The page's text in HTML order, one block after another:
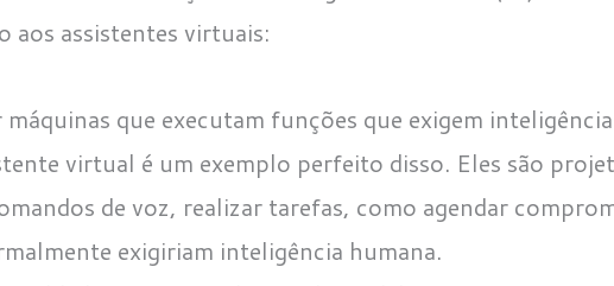
aos assistentes virtuais:
que executam funções que exigem
virtual é um exemplo perfeito disso. Eles são
de voz, realizar tarefas, como agendar
exigiriam inteligência humana.